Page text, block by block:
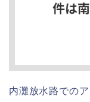
内灘放水路での